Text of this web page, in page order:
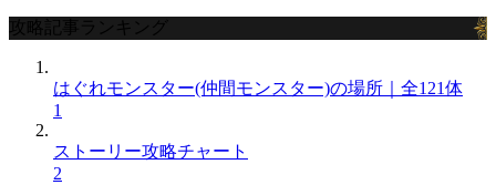
攻略記事ランキング
はぐれモンスター(仲間モンスター)の場所｜全121体
1
ストーリー攻略チャート
2